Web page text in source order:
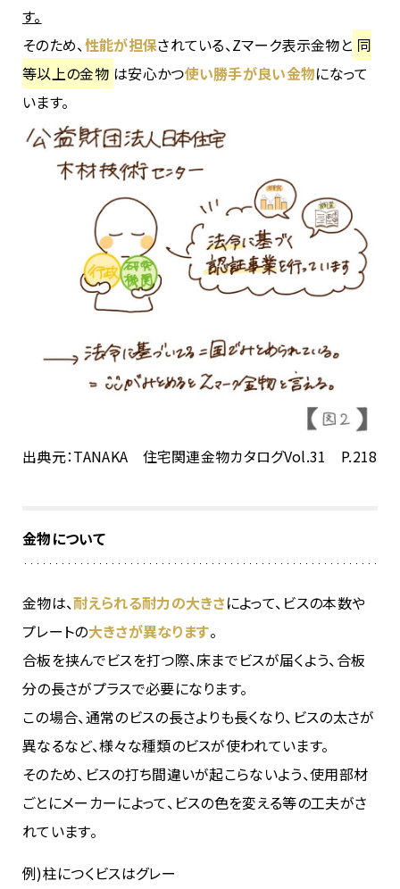
す。
そのため、性能が担保されている、Zマーク表示金物と 同
等以上の金物 は安心かつ使い勝手が良い金物になって
います。
出典元：TANAKA 住宅関連金物カタログVol.31 P.218
金物について
金物は、耐えられる耐力の大きさによって、ビスの本数や
プレートの大きさが異なります。
合板を挟んでビスを打つ際、床までビスが届くよう、合板
分の長さがプラスで必要になります。
この場合、通常のビスの長さよりも長くなり、ビスの太さが
異なるなど、様々な種類のビスが使われています。
そのため、ビスの打ち間違いが起こらないよう、使用部材
ごとにメーカーによって、ビスの色を変える等の工夫がさ
れています。
例)柱につくビスはグレー